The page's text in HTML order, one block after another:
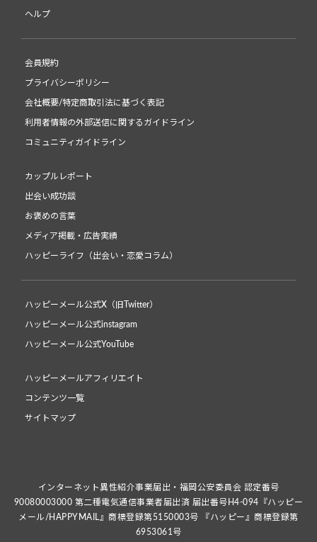
ヘルプ
会員規約
プライバシーポリシー
会社概要/特定商取引法に基づく表記
利用者情報の外部送信に関するガイドライン
コミュニティガイドライン
カップルレポート
出会い成功談
お褒めの言葉
メディア掲載・広告実績
ハッピーライフ（出会い・恋愛コラム）
ハッピーメール公式X（旧Twitter）
ハッピーメール公式instagram
ハッピーメール公式YouTube
ハッピーメールアフィリエイト
コンテンツ一覧
サイトマップ
インターネット異性紹介事業届出・福岡公安委員会 認定番号
90080003000 第二種電気通信事業者届出済 届出番号H4-094『ハッピー
メール/HAPPYMAIL』商標登録第5150003号 『ハッピー』商標登録第
6953061号